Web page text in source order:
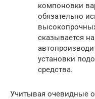
компоновки
обязательно
сказывается
установки
средства.
Учитывая очевидные